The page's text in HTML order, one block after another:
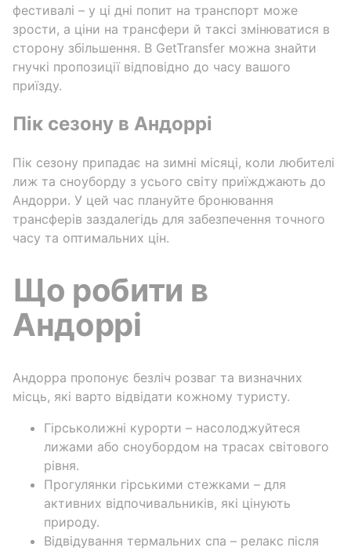
фестивалі – у ці дні попит на транспорт може
зрости, а ціни на трансфери й таксі змінюватися в
сторону збільшення. В GetTransfer можна знайти
гнучкі пропозиції відповідно до часу вашого
приїзду.
Пік сезону в Андоррі
Пік сезону припадає на зимні місяці, коли любителі
лиж та сноуборду з усього світу приїжджають до
Андорри. У цей час плануйте бронювання
трансферів заздалегідь для забезпечення точного
часу та оптимальних цін.
Що робити в
Андоррі
Андорра пропонує безліч розваг та визначних
місць, які варто відвідати кожному туристу.
Гірськолижні курорти – насолоджуйтеся
лижами або сноубордом на трасах світового
рівня.
Прогулянки гірськими стежками – для
активних відпочивальників, які цінують
природу.
Відвідування термальних спа – релакс після